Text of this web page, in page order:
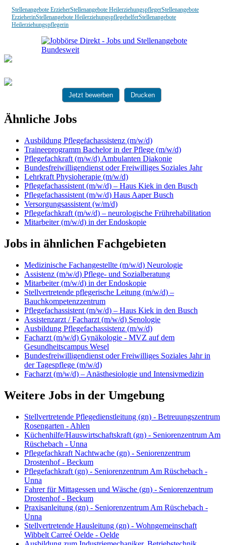
Stellenangebote ErzieherStellenangebote HeilerziehungspflegerStellenangebote
ErzieherinStellenangebote HeilerziehungspflegehelferStellenangebote
Heilerziehungspflegerin
Jetzt bewerben Drucken
Ähnliche Jobs
Ausbildung Pflegefachassistenz (m/w/d)
Traineeprogramm Bachelor in der Pflege (m/w/d)
Pflegefachkraft (m/w/d) Ambulanten Diakonie
Bundesfreiwilligendienst oder Freiwilliges Soziales Jahr
Lehrkraft Physioherapie (m/w/d)
Pflegefachassistent (m/w/d) – Haus Kiek in den Busch
Pflegefachassistent (m/w/d) Haus Aaper Busch
Versorgungsassistent (w/m/d)
Pflegefachkraft (m/w/d) – neurologische Frührehabilitation
Mitarbeiter (m/w/d) in der Endoskopie
Jobs in ähnlichen Fachgebieten
Medizinische Fachangestellte (m/w/d) Neurologie
Assistenz (m/w/d) Pflege- und Sozialberatung
Mitarbeiter (m/w/d) in der Endoskopie
Stellvertretende pflegerische Leitung (m/w/d) –
Bauchkompetenzzentrum
Pflegefachassistent (m/w/d) – Haus Kiek in den Busch
Assistenzarzt / Facharzt (m/w/d) Senologie
Ausbildung Pflegefachassistenz (m/w/d)
Facharzt (m/w/d) Gynäkologie - MVZ auf dem
Gesundheitscampus Wesel
Bundesfreiwilligendienst oder Freiwilliges Soziales Jahr in
der Tagespflege (m/w/d)
Facharzt (m/w/d) – Anästhesiologie und Intensivmedizin
Weitere Jobs in der Umgebung
Stellvertretende Pflegedienstleitung (gn) - Betreuungszentrum
Rosengarten - Ahlen
Küchenhilfe/Hauswirtschaftskraft (gn) - Seniorenzentrum Am
Rüschebach - Unna
Pflegefachkraft Nachtwache (gn) - Seniorenzentrum
Drostenhof - Beckum
Pflegefachkraft (gn) - Seniorenzentrum Am Rüschebach -
Unna
Fahrer für Mittagessen und Wäsche (gn) - Seniorenzentrum
Drostenhof - Beckum
Praxisanleitung (gn) - Seniorenzentrum Am Rüschebach -
Unna
Stellvertretende Hausleitung (gn) - Wohngemeinschaft
Wibbelt Carreé Oelde - Oelde